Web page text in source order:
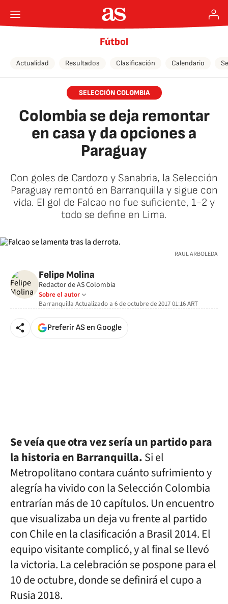
Fútbol
Actualidad Resultados Clasificación Calendario
SELECCIÓN COLOMBIA
Colombia se deja remontar
en casa y da opciones a
Paraguay
Con goles de Cardozo y Sanabria, la Selección
Paraguay remontó en Barranquilla y sigue con
vida. El gol de Falcao no fue suficiente, 1-2 y
todo se define en Lima.
RAUL ARBOLEDA
Felipe Molina
Redactor de AS Colombia
Sobre el autor
Barranquilla Actualizado a 6 de octubre de 2017 01:16ART
Preferir AS en Google
Se veía que otra vez sería un partido para
la historia en Barranquilla.Si el
Metropolitano contara cuánto sufrimiento y
alegría ha vivido con la Selección Colombia
entrarían más de 10 capítulos. Un encuentro
que visualizaba un deja vu frente al partido
con Chile en la clasificación a Brasil 2014. El
equipo visitante complicó, y al final se llevó
la victoria. La celebración se pospone para el
10 de octubre, donde se definirá el cupo a
Rusia 2018.